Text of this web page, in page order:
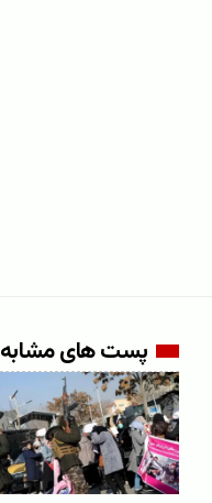
پست های مشابه